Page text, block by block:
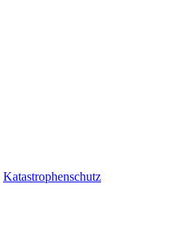
Katastrophenschutz